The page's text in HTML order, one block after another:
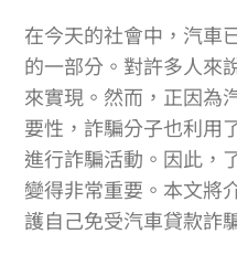
在今天的社會中，汽車
的一部分。對許多人來
來實現。然而，正因為
要性，詐騙分子也利用
進行詐騙活動。因此，
變得非常重要。本文將
護自己免受汽車貸款詐